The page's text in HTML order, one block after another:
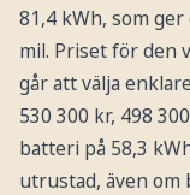
81,4 kWh, som
mil. Priset för den
går att välja
530 300 kr, 498
batteri på 58,3
utrustad, även om